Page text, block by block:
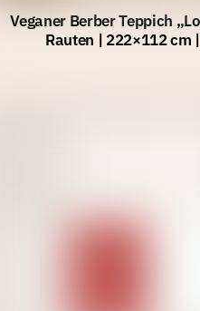
Veganer Berber Teppich
Rauten | 222×112 cm